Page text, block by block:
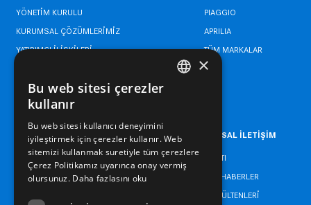
YÖNETİM KURULU
KURUMSAL ÇÖZÜMLERİMİZ
YATIRIMCI İLİŞKİLERİ
YÖNETİM SİSTEMLERİ POLİTİKASI
PIAGGIO
APRILIA
TÜM MARKALAR
KARİYER KURUMSAL İLETİŞİM
ETİK HATTI
BİZDEN HABERLER
BASIN BÜLTENLERİ
TURKISH
×
Bu web sitesi çerezler
kullanır
Bu web sitesi kullanıcı deneyimini
iyileştirmek için çerezler kullanır. Web
sitemizi kullanmak suretiyle tüm çerezlere
Çerez Politikamız uyarınca onay vermiş
olursunuz. Daha fazlasını oku